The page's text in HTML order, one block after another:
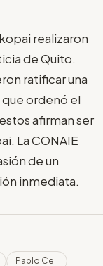
realizaron
de Quito.
ratificar una
ordenó el
afirman ser
La CONAIE
de un
inmediata.
Pablo Celi